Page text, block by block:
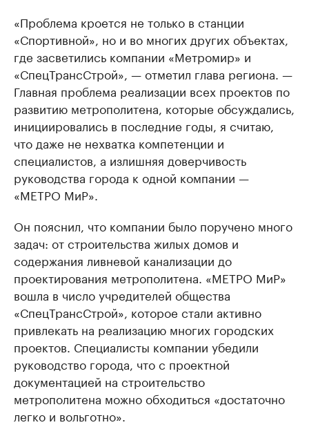
«Проблема кроется не только в станции
«Спортивной», но и во многих других объектах,
где засветились компании «Метромир» и
«СпецТрансСтрой», — отметил глава региона. —
Главная проблема реализации всех проектов по
развитию метрополитена, которые обсуждались,
инициировались в последние годы, я считаю,
что даже не нехватка компетенции и
специалистов, а излишняя доверчивость
руководства города к одной компании —
«МЕТРО МиР».
Он пояснил, что компании было поручено много
задач: от строительства жилых домов и
содержания ливневой канализации до
проектирования метрополитена. «МЕТРО МиР»
вошла в число учредителей общества
«СпецТрансСтрой», которое стали активно
привлекать на реализацию многих городских
проектов. Специалисты компании убедили
руководство города, что с проектной
документацией на строительство
метрополитена можно обходиться «достаточно
легко и вольготно».